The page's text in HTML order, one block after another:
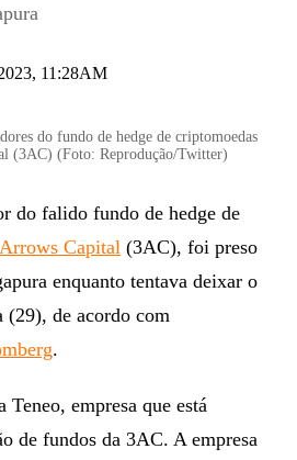
11:28AM
do fundo de hedge de criptomoedas
(3AC) (Foto: Reprodução/Twitter)
do falido fundo de hedge de
Capital (3AC), foi preso
enquanto tentava deixar o
(29), de acordo com
.
empresa que está
de fundos da 3AC. A empresa